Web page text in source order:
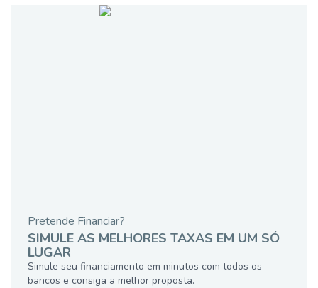
Pretende Financiar?
SIMULE AS MELHORES TAXAS EM UM SÓ
LUGAR
Simule seu financiamento em minutos com todos os
bancos e consiga a melhor proposta.